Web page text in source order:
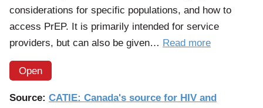
considerations for specific populations, and how to
access PrEP. It is primarily intended for service
providers, but can also be given… Read moreof
Open
Source: CATIE: Canada's source for HIV and